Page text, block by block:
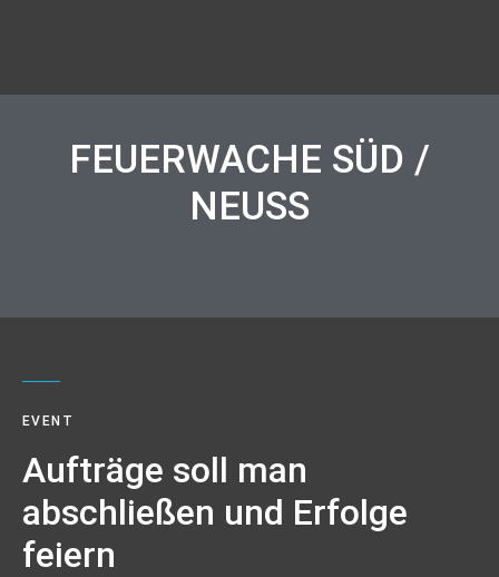
FEUERWACHE SÜD /
NEUSS
EVENT
Aufträge soll man
abschließen und Erfolge
feiern